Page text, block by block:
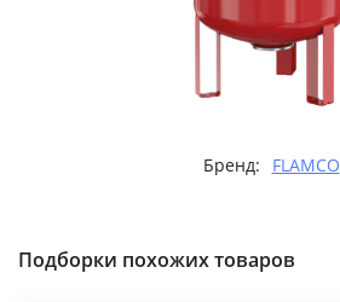
Бренд: FLAMCO
Подборки похожих товаров